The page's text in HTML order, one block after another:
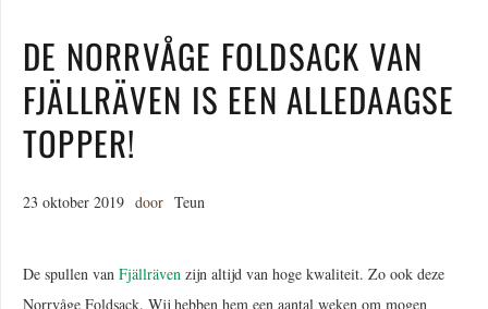
DE NORRVÅGE FOLDSACK VAN
FJÄLLRÄVEN IS EEN ALLEDAAGSE
TOPPER!
23 oktober 2019 door Teun
De spullen van Fjällräven zijn altijd van hoge kwaliteit. Zo ook deze
Norrvåge Foldsack. Wij hebben hem een aantal weken om mogen